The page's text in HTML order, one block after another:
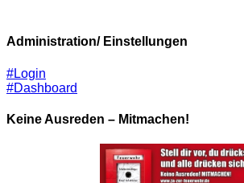
Administration/ Einstellungen
#Login
#Dashboard
Keine Ausreden – Mitmachen!